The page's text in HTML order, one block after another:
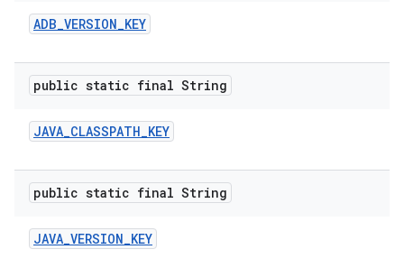
ADB_VERSION_KEY
public static final String
JAVA_CLASSPATH_KEY
public static final String
JAVA_VERSION_KEY